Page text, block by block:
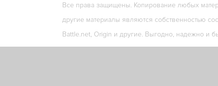
Все права защищены. Копирование любых
другие материалы являются собственностью
Battle.net, Origin и другие. Выгодно, надежно и